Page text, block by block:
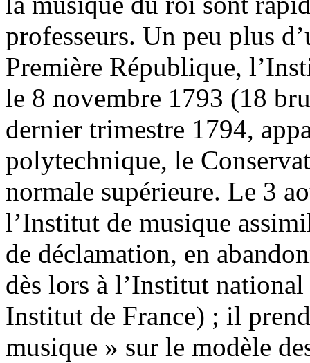
professeurs. Un peu plus
Première République,
le 8 novembre 1793 (18
dernier trimestre 1794,
polytechnique, le
normale supérieure. Le 3
l’Institut de musique
de déclamation, en
dès lors à l’Institut national
Institut de France) ; il
musique » sur le modèle